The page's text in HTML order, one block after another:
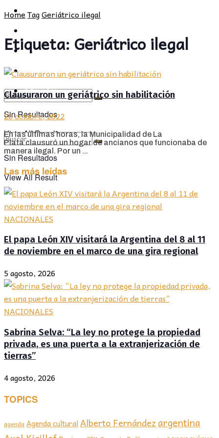
CULTURA
Sin Resultados
View All Result
PROVINCIA
SOCIEDAD
CULTURA
OPINIÓN
Sin Resultados
View All Result
HomeTagGeriátrico ilegal
Etiqueta: Geriátrico ilegal
Clausuraron un geriátrico sin habilitación
28 octubre, 2022
En las últimas horas, la Municipalidad de La
Plata clausuró un hogar de ancianos que funcionaba de
manera ilegal. Por un ...
Las más leídas
NACIONALES
El papa León XIV visitará la Argentina del 8 al 11
de noviembre en el marco de una gira regional
5 agosto, 2026
NACIONALES
Sabrina Selva: “La ley no protege la propiedad
privada, es una puerta a la extranjerización de
tierras”
4 agosto, 2026
TOPICS
agenda Agenda culturalAlberto Fernández argentina